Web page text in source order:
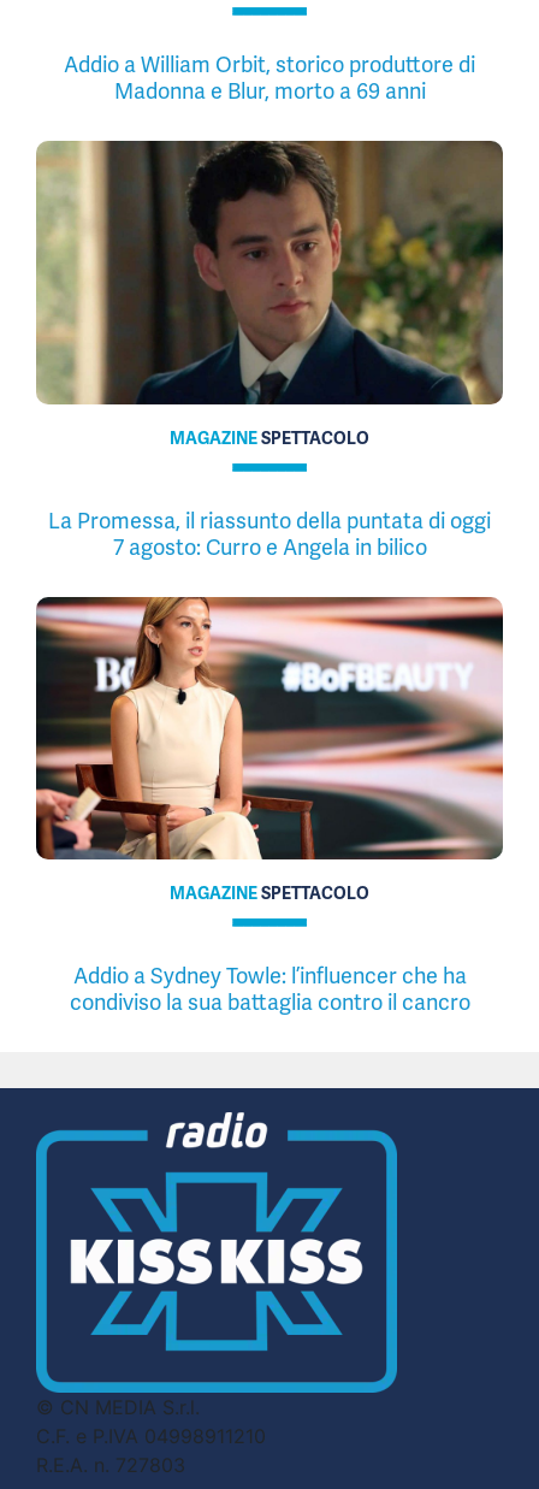
Addio a William Orbit, storico produttore di
Madonna e Blur, morto a 69 anni
MAGAZINESPETTACOLO
La Promessa, il riassunto della puntata di oggi
7 agosto: Curro e Angela in bilico
MAGAZINESPETTACOLO
Addio a Sydney Towle: l’influencer che ha
condiviso la sua battaglia contro il cancro
© CN MEDIA S.r.l.
C.F. e P.IVA 04998911210
R.E.A. n. 727803